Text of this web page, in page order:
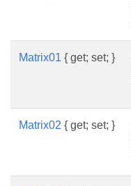
Matrix01 { get; set; }
Matrix02 { get; set; }